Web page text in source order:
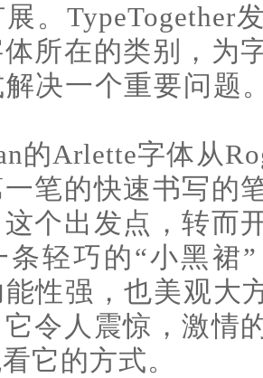
。TypeTogether
所在的类别，为
决一个重要问题
的Arlette字体从
笔的快速书写的
个出发点，转而
条轻巧的“小黑裙
性强，也美观大
令人震惊，激情
它的方式。